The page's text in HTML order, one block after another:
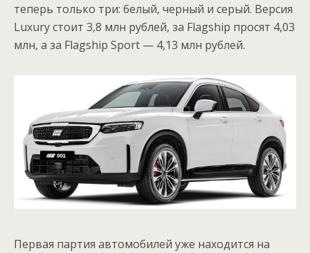
теперь только три: белый, черный и серый. Версия
Luxury стоит 3,8 млн рублей, за Flagship просят 4,03
млн, а за Flagship Sport — 4,13 млн рублей.
Первая партия автомобилей уже находится на